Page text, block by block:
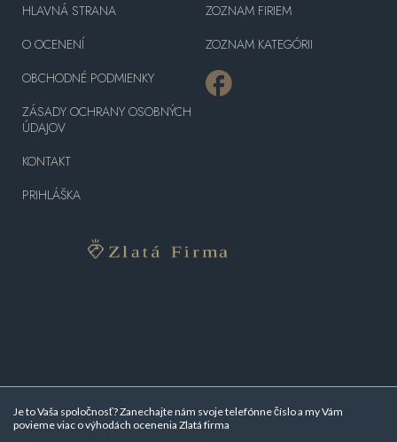
Je to Vaša spoločnosť? Zanechajte nám svoje telefónne číslo a my Vám
povieme viac ovýhodách ocenenia Zlatá firma
HLAVNÁ STRANA
O OCENENÍ
OBCHODNÉ PODMIENKY
ZÁSADY OCHRANY OSOBNÝCH
ÚDAJOV
KONTAKT
PRIHLÁŠKA
ZOZNAM FIRIEM
ZOZNAM KATEGÓRII